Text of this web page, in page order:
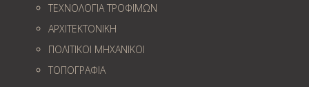
ΤΕΧΝΟΛΟΓΙΑ ΤΡΟΦΙΜΩΝ
ΑΡΧΙΤΕΚΤΟΝΙΚΗ
ΠΟΛΙΤΙΚΟΙ ΜΗΧΑΝΙΚΟΙ
ΤΟΠΟΓΡΑΦΙΑ